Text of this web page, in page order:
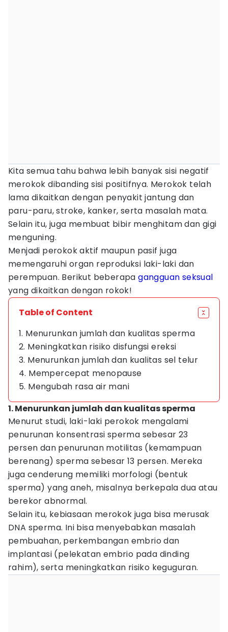
Kita semua tahu bahwa lebih banyak sisi negatif
merokok dibanding sisi positifnya. Merokok telah
lama dikaitkan dengan penyakit jantung dan
paru-paru, stroke, kanker, serta masalah mata.
Selain itu, juga membuat bibir menghitam dan gigi
menguning.
Menjadi perokok aktif maupun pasif juga
memengaruhi organ reproduksi laki-laki dan
perempuan. Berikut beberapagangguan seksual
yang dikaitkan dengan rokok!
Table of Content
1. Menurunkan jumlah dan kualitas sperma
2. Meningkatkan risiko disfungsi ereksi
3. Menurunkan jumlah dan kualitas sel telur
4. Mempercepat menopause
5. Mengubah rasa air mani
1. Menurunkan jumlah dan kualitas sperma
Menurut studi, laki-laki perokok mengalami
penurunan konsentrasi sperma sebesar 23
persen dan penurunan motilitas (kemampuan
berenang) sperma sebesar 13 persen. Mereka
juga cenderung memiliki morfologi (bentuk
sperma) yang aneh, misalnya berkepala dua atau
berekor abnormal.
Selain itu, kebiasaan merokok juga bisa merusak
DNA sperma. Ini bisa menyebabkan masalah
pembuahan, perkembangan embrio dan
implantasi (pelekatan embrio pada dinding
rahim), serta meningkatkan risiko keguguran.